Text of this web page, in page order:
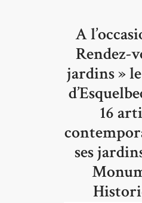
A
Rendez-
jardins »
16
ses